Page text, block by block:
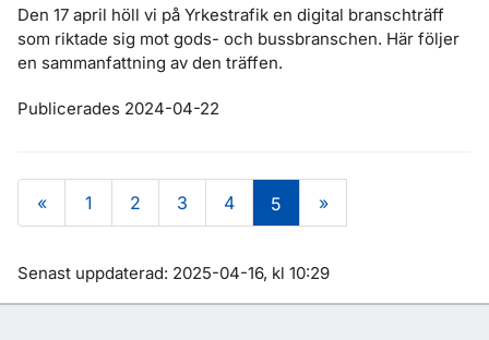
Den 17 april höll vi på Yrkestrafik en digital branschträff
som riktade sig mot gods- och bussbranschen. Här följer
en sammanfattning av den träffen.
Publicerades 2024-04-22
« 1 2 3 4 5 »
Om sidan
Senast uppdaterad: 2025-04-16, kl 10:29